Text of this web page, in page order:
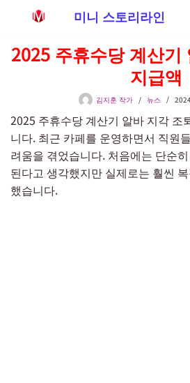
텐
너
뛰
기
미니 스토리라인
2025 주휴수당 계산기
지급액
김지훈 작가 뉴스
2025 주휴수당 계산기 알바 지각 조
니다. 최근 카페를 운영하면서 직원
려움을 겪었습니다. 처음에는 단순
된다고 생각했지만 실제로는 훨씬
했습니다.